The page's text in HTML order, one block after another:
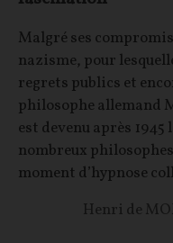
Malgré ses
nazisme, pour
regrets publics et
philosophe allemand
est devenu après 1945
nombreux
moment d’hypnose
Henri de